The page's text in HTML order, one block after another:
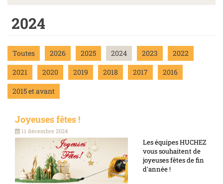
2024
Toutes 2026 2025 2024 2023
2022
2021
2020 2019 2018 2017
2016
2015 et avant
Joyeuses fêtes !
11 décembre 2024
Les équipes HUCHEZ
vous souhaitent de
joyeuses fêtes de fin
d'année !